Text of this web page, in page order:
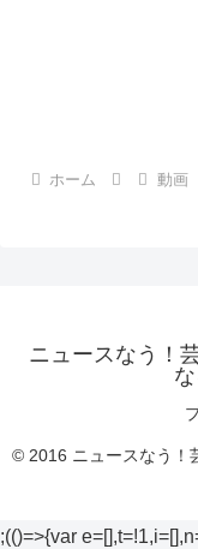
ホーム 動画
ニュースなう！
© 2016 ニュースなう！
;(()=>{var